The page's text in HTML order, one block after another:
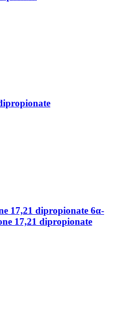
17,21 dipropionate 6α-
17,21 dipropionate